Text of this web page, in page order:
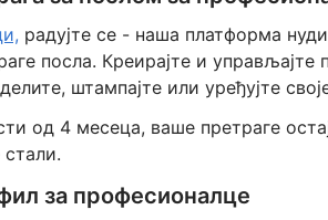
радујте се - наша платформа
посла. Креирајте и управљајте
штампајте или уређујте
од 4 месеца, ваше претраге
за професионалце